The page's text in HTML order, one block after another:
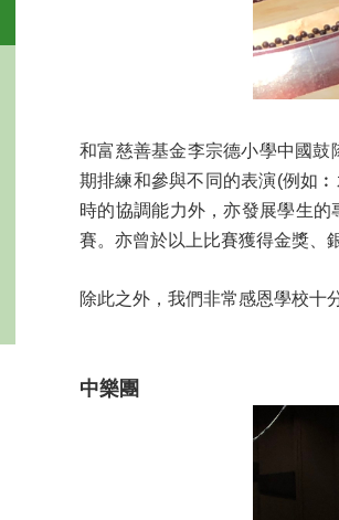
和富慈善基金李宗德小學中國
期排練和參與不同的表演(例如
時的協調能力外，亦發展學生
賽。亦曾於以上比賽獲得金獎、
除此之外，我們非常感恩學校十
中樂團